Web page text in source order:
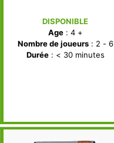
DISPONIBLE
Age: 4 +
Nombre de joueurs: 2 - 6
Durée: < 30 minutes